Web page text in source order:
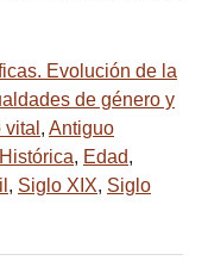
Evolución de la
de género y
, Antiguo
, Edad,
, Siglo XIX, Siglo